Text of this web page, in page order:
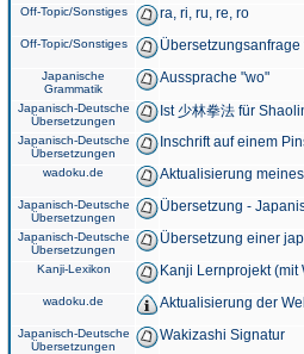
Off-Topic/Sonstiges ra, ri, ru, re, ro
Off-Topic/Sonstiges
Japanische
Grammatik
Aussprache "wo"
Japanisch-Deutsche
Übersetzungen
Ist 少林拳法 für
Japanisch-Deutsche
Übersetzungen
Inschrift auf einem
wadoku.de Aktualisierung
Japanisch-Deutsche
Übersetzungen
Übersetzung -
Japanisch-Deutsche
Übersetzungen
Übersetzung einer
Kanji-Lexikon Kanji Lernprojekt (mit
wadoku.de Aktualisierung der
Japanisch-Deutsche
Übersetzungen
Wakizashi Signatur